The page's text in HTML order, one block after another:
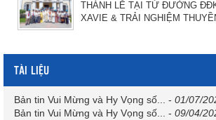
THÁNH LỄ TẠI TỪ ĐƯỜNG
XAVIE & TRẢI NGHIỆM
TÀI LIỆU
Bản tin Vui Mừng và Hy Vọng số... - 01/07/
Bản tin Vui Mừng và Hy Vọng số... - 09/04/